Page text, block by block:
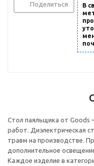
Поделиться
В
Стол паяльщика от Goods
работ. Диэлектрическая
травм на производстве.
дополнительное
Каждое изделие в